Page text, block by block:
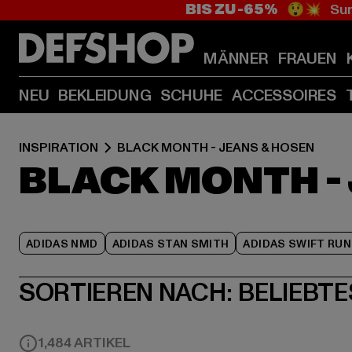
BIS ZU -65% 😲💥
MÄNNER FRAUEN
NEU BEKLEIDUNG SCHUHE ACCESSOIRES
INSPIRATION BLACK MONTH - JEANS & HOSEN
BLACK MONTH
ADIDAS NMD ADIDAS STAN SMITH ADIDAS SWIFT RUN
SORTIEREN NACH:
1,484 ARTIKEL